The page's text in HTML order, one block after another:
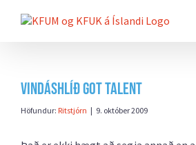
beint
Vindáshlíð got talent
Höfundur: Ritstjórn | 9. október 2009